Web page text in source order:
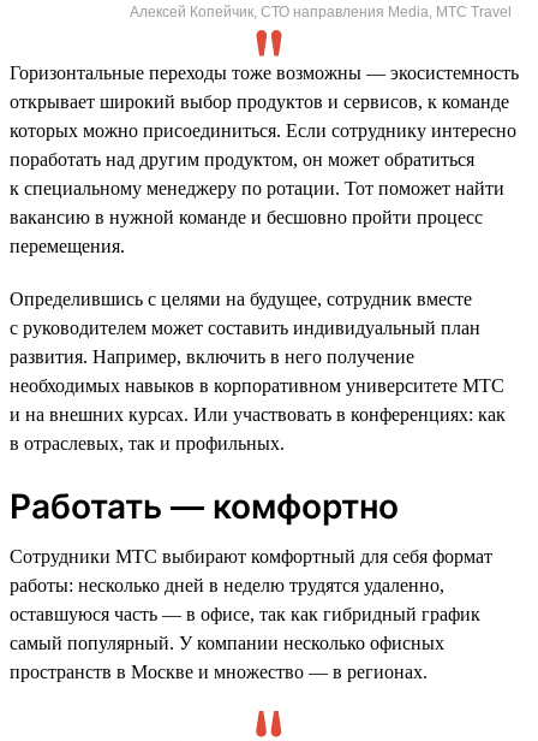
Алексей Копейчик, СТО направления Media, МТС Travel
Горизонтальные переходы тоже возможны — экосистемность
открывает широкий выбор продуктов и сервисов, к команде
которых можно присоединиться. Если сотруднику интересно
поработать над другим продуктом, он может обратиться
к специальному менеджеру по ротации. Тот поможет найти
вакансию в нужной команде и бесшовно пройти процесс
перемещения.
Определившись с целями на будущее, сотрудник вместе
с руководителем может составить индивидуальный план
развития. Например, включить в него получение
необходимых навыков в корпоративном университете МТС
и на внешних курсах. Или участвовать в конференциях: как
в отраслевых, так и профильных.
Работать — комфортно
Сотрудники МТС выбирают комфортный для себя формат
работы: несколько дней в неделю трудятся удаленно,
оставшуюся часть — в офисе, так как гибридный график
самый популярный. У компании несколько офисных
пространств в Москве и множество — в регионах.